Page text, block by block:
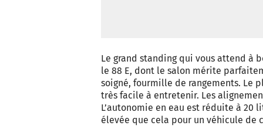
Le grand standing qui vous attend à
le 88 E, dont le salon mérite
soigné, fourmille de rangements. Le
très facile à entretenir. Les
L’autonomie en eau est réduite à 20
élevée que cela pour un véhicule de